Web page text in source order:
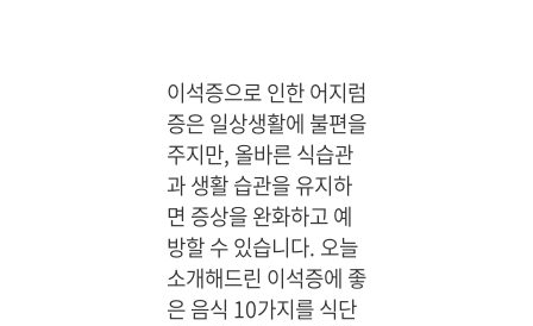
이석증으로 인한 어지럼
증은 일상생활에 불편을
주지만, 올바른 식습관
과 생활 습관을 유지하
면 증상을 완화하고 예
방할 수 있습니다. 오늘
소개해드린 이석증에 좋
은 음식 10가지를 식단